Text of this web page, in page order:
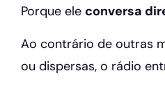
Porque ele conversa
Ao contrário de outras
ou dispersas, o rádio